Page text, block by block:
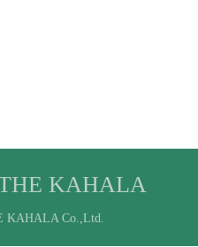
KAHALA
KAHALA Co.,Ltd.